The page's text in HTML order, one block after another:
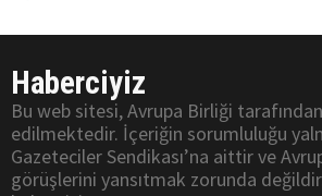
Haberciyiz
Bu web sitesi, Avrupa Birliği
edilmektedir. İçeriğin sorumluluğu
Gazeteciler Sendikası’na aittir ve
görüşlerini yansıtmak zorunda